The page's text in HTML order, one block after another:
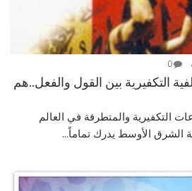
0
التكفيرية بين القول والفعل..هم
التكفيرية والمتطرفة في العالم
الشرق الأوسط يدرك تماماً...